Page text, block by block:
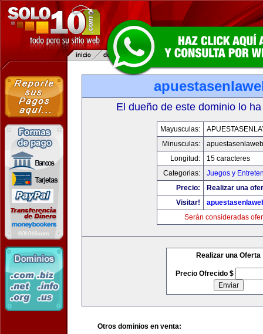
El dueño de este dominio lo
Mayusculas:
Minusculas:
Longitud:
15 caracteres
Categorias:
Juegos y
Precio:
Realizar una
Visitar!
Serán consideradas
Realizar una Oferta
Precio Ofrecido $
Otros dominios en venta: